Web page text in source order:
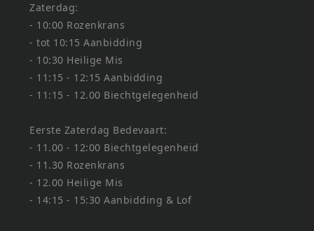
Zaterdag:
- 10:00 Rozenkrans
- tot 10:15 Aanbidding
- 10:30 Heilige Mis
- 11:15 - 12:15 Aanbidding
- 11:15 - 12.00 Biechtgelegenheid
Eerste Zaterdag Bedevaart:
- 11.00 - 12:00 Biechtgelegenheid
- 11.30 Rozenkrans
- 12.00 Heilige Mis
- 14:15 - 15:30 Aanbidding & Lof